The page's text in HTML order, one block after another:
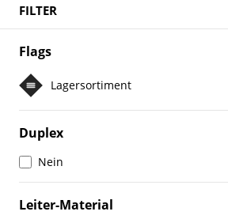
FILTER
Flags
Lagersortiment
Duplex
Nein
Leiter-Material